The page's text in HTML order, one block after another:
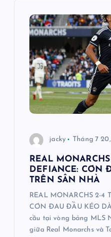
jacky Tháng 7
REAL
DEFIANCE: CƠN
TRÊN SÂN NHÀ
REAL MONARCHS 2-4
CƠN ĐAU ĐẦU KÉO
cầu tại vòng bảng MLS
giữa Real Monarchs và